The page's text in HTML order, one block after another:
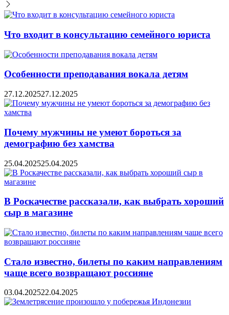
Что входит в консультацию семейного юриста
Особенности преподавания вокала детям
27.12.202527.12.2025
Почему мужчины не умеют бороться за
демографию без хамства
25.04.202525.04.2025
В Роскачестве рассказали, как выбрать хороший
сыр в магазине
Стало известно, билеты по каким направлениям
чаще всего возвращают россияне
03.04.202522.04.2025